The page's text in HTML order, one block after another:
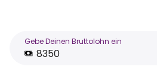
Gebe Deinen Bruttolohn ein